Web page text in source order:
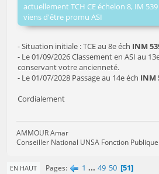
actuellement TCH CE échelon 8, IM
viens d'être promu ASI
- Situation initiale : TCE au 8e éch INM
- Le 01/09/2026 Classement en ASI au
conservant votre ancienneté.
- Le 01/07/2028 Passage au 14e éch INM
Cordialement
AMMOUR Amar
Conseiller National UNSA Fonction Publique
EN HAUT Pages 1 ... 49 50 51